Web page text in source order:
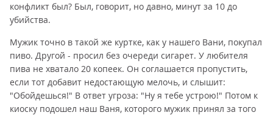
конфликт был? Был, говорит, но давно, минут за 10 до
убийства.
Мужик точно в такой же куртке, как у нашего Вани, покупал
пиво. Другой - просил без очереди сигарет. У любителя
пива не хватало 20 копеек. Он соглашается пропустить,
если тот добавит недостающую мелочь, и слышит:
"Обойдешься!" В ответ угроза: "Ну я тебе устрою!" Потом к
киоску подошел наш Ваня, которого мужик принял за того